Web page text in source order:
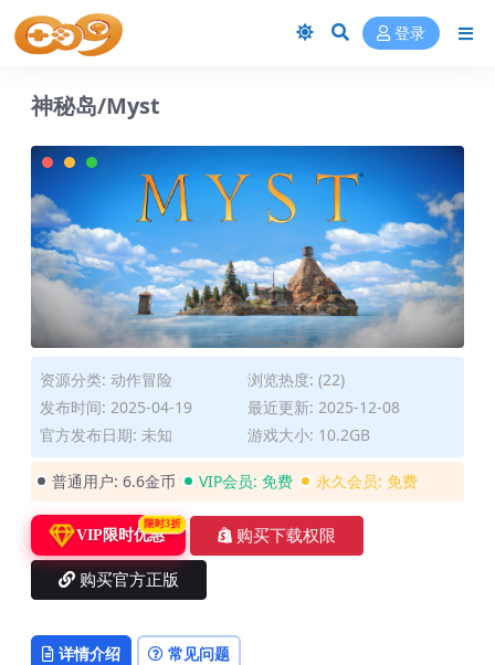
登录
神秘岛/Myst
资源分类: 动作冒险
浏览热度: (22)
发布时间: 2025-04-19
最近更新: 2025-12-08
官方发布日期: 未知
游戏大小: 10.2GB
普通用户: 6.6金币 VIP会员: 免费 永久会员: 免费
VIP限时优惠
限时3折
购买下载权限
购买官方正版
详情介绍 常见问题